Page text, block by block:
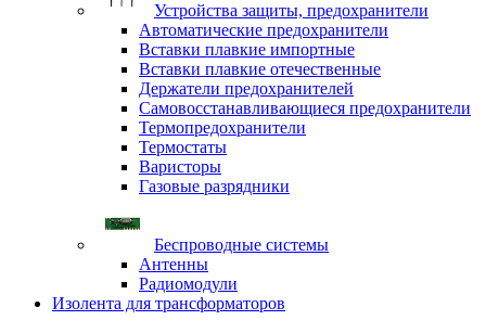
Устройства защиты, предохранители
Автоматические предохранители
Вставки плавкие импортные
Вставки плавкие отечественные
Держатели предохранителей
Самовосстанавливающиеся предохранители
Термопредохранители
Термостаты
Варисторы
Газовые разрядники
Беспроводные системы
Антенны
Радиомодули
Изолента для трансформаторов